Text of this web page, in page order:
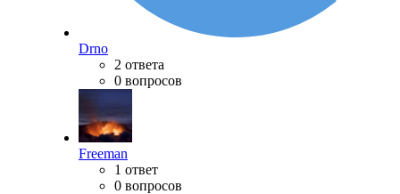
Drno
2 ответа
0 вопросов
Freeman
1 ответ
0 вопросов